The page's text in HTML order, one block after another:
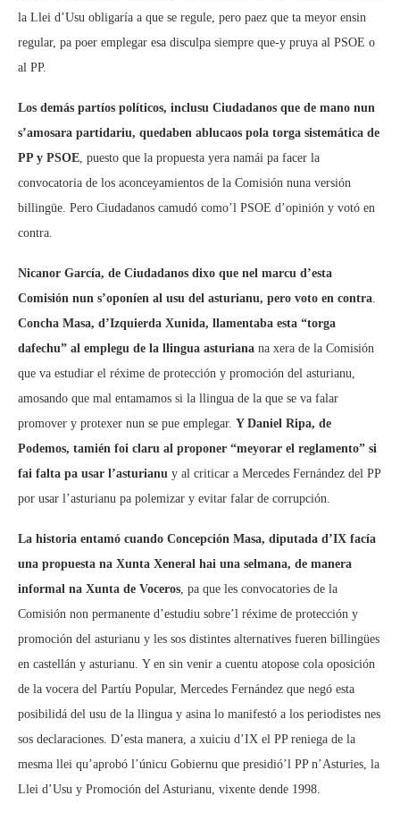
la Llei d’Usu obligaría a que se regule, pero paez que ta meyor ensin
regular, pa poer emplegar esa disculpa siempre que-y pruya al PSOE o
al PP.
Los demás partíos políticos, inclusu Ciudadanos que de mano nun
s’amosara partidariu, quedaben ablucaos pola torga sistemática de
PP y PSOE , puesto que la propuesta yera namái pa facer la
convocatoria de los aconceyamientos de la Comisión nuna versión
billingüe. Pero Ciudadanos camudó como’l PSOE d’opinión y votó en
contra.
Nicanor García, de Ciudadanos dixo que nel marcu d’esta
Comisión nun s’oponíen al usu del asturianu, pero voto en contra
Concha Masa, d’Izquierda Xunida, llamentaba esta “torga
dafechu” al emplegu de la llingua asturiana na xera de la Comisión
que va estudiar el réxime de protección y promoción del asturianu,
amosando que mal entamamos si la llingua de la que se va falar
promover y protexer nun se pue emplegar. Y Daniel Ripa, de
Podemos, tamién foi claru al proponer “meyorar el reglamento” si
fai falta pa usar l’asturianu y al criticar a Mercedes Fernández del PP
por usar l’asturianu pa polemizar y evitar falar de corrupción.
La historia entamó cuando Concepción Masa, diputada d’IX facía
una propuesta na Xunta Xeneral hai una selmana, de manera
informal na Xunta de Voceros , pa que les convocatories de la
Comisión non permanente d’estudiu sobre’l réxime de protección y
promoción del asturianu y les sos distintes alternatives fueren billingües
en castellán y asturianu. Y en sin venir a cuentu atopose cola oposición
de la vocera del Partíu Popular, Mercedes Fernández que negó esta
posibilidá del usu de la llingua y asina lo manifestó a los periodistes nes
sos declaraciones. D’esta manera, a xuiciu d’IX el PP reniega de la
mesma llei qu’aprobó l’únicu Gobiernu que presidió’l PP n’Asturies, la
Llei d’Usu y Promoción del Asturianu, vixente dende 1998.